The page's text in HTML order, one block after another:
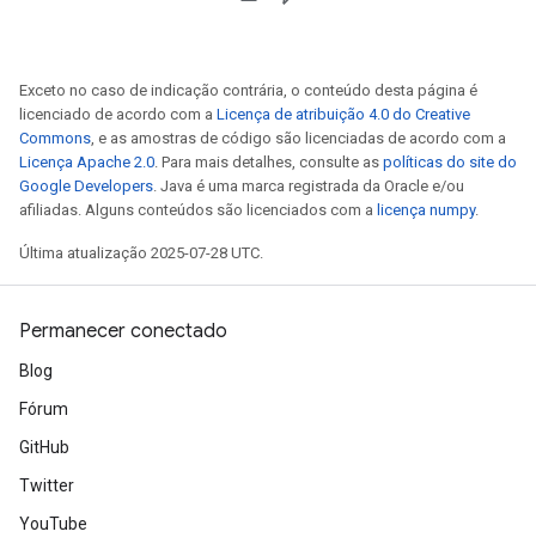
Exceto no caso de indicação contrária, o conteúdo desta página é
licenciado de acordo com a Licença de atribuição 4.0 do Creative
Commons, e as amostras de código são licenciadas de acordo com a
Licença Apache 2.0. Para mais detalhes, consulte as políticas do site do
Google Developers. Java é uma marca registrada da Oracle e/ou
afiliadas. Alguns conteúdos são licenciados com a licença numpy.
Última atualização 2025-07-28 UTC.
Permanecer conectado
Blog
Fórum
GitHub
Twitter
YouTube